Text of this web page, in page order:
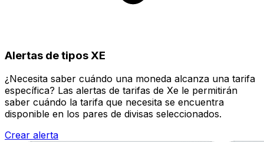
Alertas de tipos XE
¿Necesita saber cuándo una moneda alcanza una tarifa
específica? Las alertas de tarifas de Xe le permitirán
saber cuándo la tarifa que necesita se encuentra
disponible en los pares de divisas seleccionados.
Crear alerta